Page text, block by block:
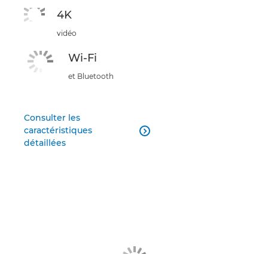
4K
vidéo
Wi-Fi
et Bluetooth
Consulter les
caractéristiques
détaillées
